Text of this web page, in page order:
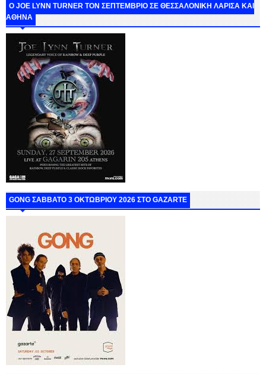
O JOE LYNN TURNER ΤΟΝ ΣΕΠΤΕΜΒΡΙΟ ΣΕ ΘΕΣΣΑΛΟΝΙΚΗ ΛΑΡΙΣΑ ΚΑΙ
ΑΘΗΝΑ
GONG ΣΑΒΒΑΤΟ 3 ΟΚΤΩΒΡΙΟΥ 2026 ΣΤΟ GAZARTE